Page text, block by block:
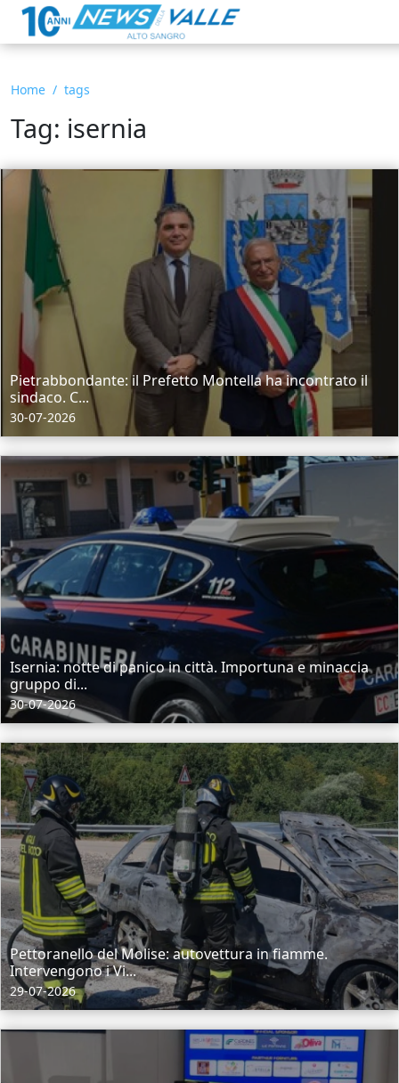
Home tags
Tag: isernia
Pietrabbondante: il Prefetto Montella ha incontrato il
sindaco. C...
30-07-2026
Isernia: notte di panico in città. Importuna e minaccia
gruppo di...
30-07-2026
Pettoranello del Molise: autovettura in fiamme.
Intervengono i Vi...
29-07-2026